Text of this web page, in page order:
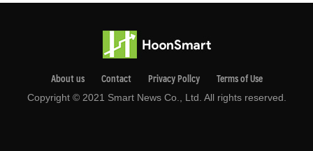
About us Contact Privacy Pollcy Terms of Use
Copyright © 2021 Smart News Co., Ltd. All rights reserved.